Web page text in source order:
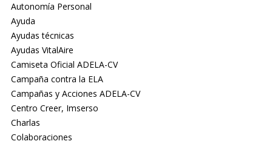
Autonomía Personal
Ayuda
Ayudas técnicas
Ayudas VitalAire
Camiseta Oficial ADELA-CV
Campaña contra la ELA
Campañas y Acciones ADELA-CV
Centro Creer, Imserso
Charlas
Colaboraciones